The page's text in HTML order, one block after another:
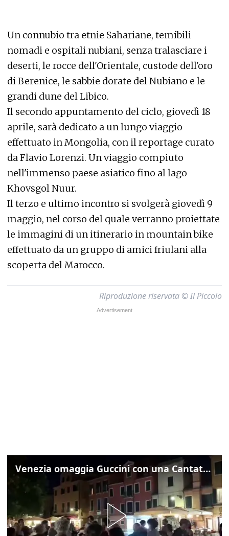
Un connubio tra etnie Sahariane, temibili
nomadi e ospitali nubiani, senza tralasciare i
deserti, le rocce dell'Orientale, custode dell'oro
di Berenice, le sabbie dorate del Nubiano e le
grandi dune del Libico.
Il secondo appuntamento del ciclo, giovedì 18
aprile, sarà dedicato a un lungo viaggio
effettuato in Mongolia, con il reportage curato
da Flavio Lorenzi. Un viaggio compiuto
nell'immenso paese asiatico fino al lago
Khovsgol Nuur.
Il terzo e ultimo incontro si svolgerà giovedì 9
maggio, nel corso del quale verranno proiettate
le immagini di un itinerario in mountain bike
effettuato da un gruppo di amici friulani alla
scoperta del Marocco.
Riproduzione riservata © Il Piccolo
Venezia omaggia Guccini con una Cantata Anarchica in campo Santa Margherita